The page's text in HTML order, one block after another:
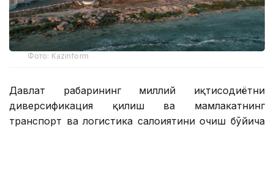
Фото: Kazinform
Давлат раҳбарининг миллий иқтисодиётни
диверсификация қилиш ва мамлакатнинг
транспорт ва логистика салоҳиятини очиш бўйича